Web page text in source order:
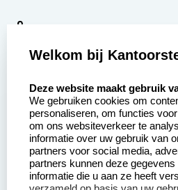
9
Aanvraag op maat
Betaling &
Verzending
Wederverkoper
Welkom bij
Deze website maakt gebruik
We gebruiken cookies om
personaliseren, om functies
om ons websiteverkeer te
informatie over uw gebruik van
partners voor social media,
partners kunnen deze
informatie die u aan ze heeft